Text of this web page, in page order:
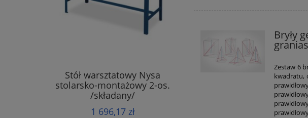
Stół warsztatowy Nysa
stolarsko-montażowy 2-os.
/składany/
1 696,17 zł
Bryły
Zestaw 6
kwadratu,